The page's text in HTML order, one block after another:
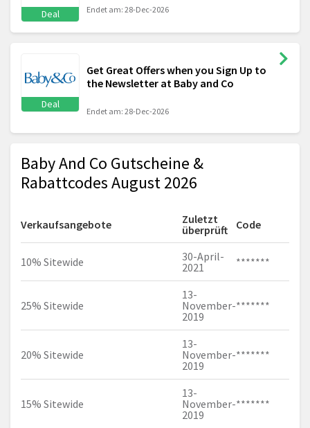
Deal Endet am: 28-Dec-2026
Deal
Get Great Offers when you Sign Up to
the Newsletter at Baby and Co
Endet am: 28-Dec-2026
Baby And Co Gutscheine &
Rabattcodes August 2026
Verkaufsangebote
Zuletzt
überprüft
Code
10% Sitewide
30-April-
2021
*******
25% Sitewide
13-
November-
2019
*******
20% Sitewide
13-
November-
2019
*******
15% Sitewide
13-
November-
2019
*******